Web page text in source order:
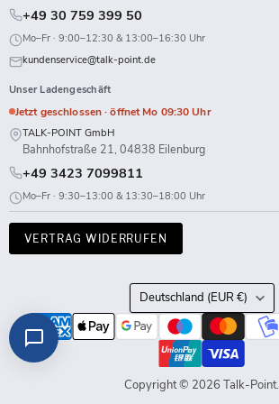
+49 30 759 399 50
Mo–Fr · 9:00–12:30 & 13:00–16:30 Uhr
kundenservice@talk-point.de
Unser Ladengeschäft
Jetzt geschlossen · öffnet Mo 09:30 Uhr
TALK-POINT GmbH
Bahnhofstraße 21, 04838 Eilenburg
+49 3423 7099811
Mo–Fr · 9:30–13:00 & 13:30–18:00 Uhr
VERTRAG WIDERRUFEN
Land
Deutschland (EUR €)
Copyright © 2026 Talk-Point.